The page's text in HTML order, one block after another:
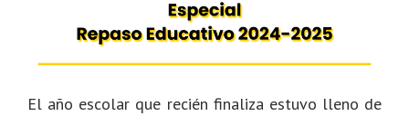
El año escolar que recién finaliza estuvo lleno de